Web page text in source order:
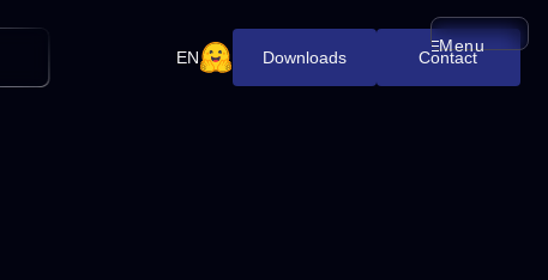
メニューを
Menu
EN Downloads Contact